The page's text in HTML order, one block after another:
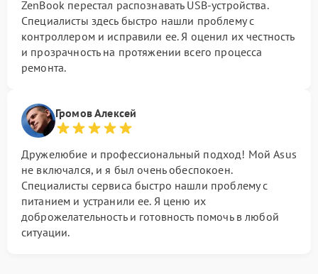
ZenBook перестал распознавать USB-устройства.
Специалисты здесь быстро нашли проблему с
контроллером и исправили ее. Я оценил их честность
и прозрачность на протяжении всего процесса
ремонта.
Громов Алексей
Дружелюбие и профессиональный подход! Мой Asus
не включался, и я был очень обеспокоен.
Специалисты сервиса быстро нашли проблему с
питанием и устранили ее. Я ценю их
доброжелательность и готовность помочь в любой
ситуации.